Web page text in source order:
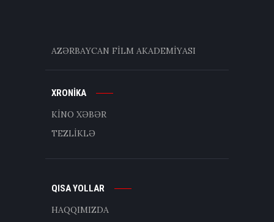
AZƏRBAYCAN FİLM AKADEMİYASI
XRONİKA
KİNO XƏBƏR
TEZLİKLƏ
QISA YOLLAR
HAQQIMIZDA